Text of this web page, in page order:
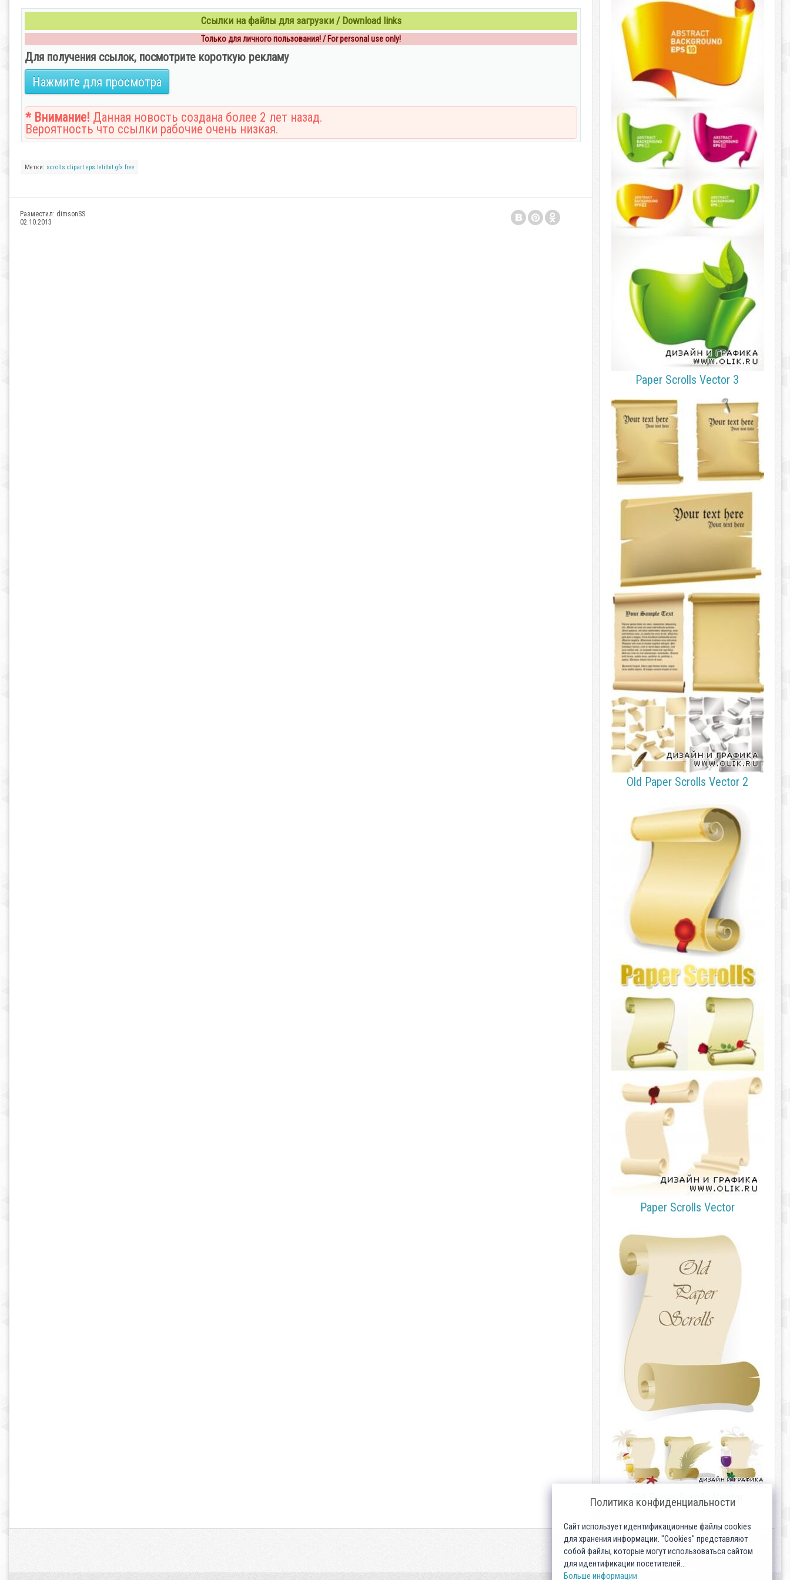
Ссылки на файлы для загрузки / Download links
Только для личного пользования! / For personal use only!
Для получения ссылок, посмотрите короткую рекламу
Нажмите для просмотра
* Внимание! Данная новость создана более 2 лет назад.
Вероятность что ссылки рабочие очень низкая.
Метки: scrolls clipart eps letitbit gfx free
Разместил: dimsonSS
02.10.2013
Paper Scrolls Vector 3
Old Paper Scrolls Vector 2
Paper Scrolls Vector
Old Paper Scrolls Vector
Политика конфиденциальности
Сайт использует идентификационные файлы cookies
для хранения информации. "Cookies" представляют
собой файлы, которые могут использоваться сайтом
для идентификации посетителей...
Больше информации